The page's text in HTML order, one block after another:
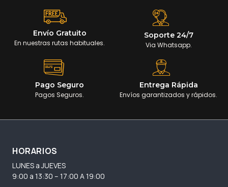
Envío Gratuito
En nuestras rutas habituales.
Soporte 24/7
Via Whatsapp.
Pago Seguro
Pagos Seguros.
Entrega Rápida
Envíos garantizados y rápidos.
HORARIOS
LUNES a JUEVES
9:00 a 13:30 – 17:00 A 19:00